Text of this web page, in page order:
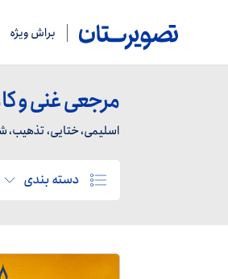
براش ویژه
مرجعی غنی و
اسلیمی، ختایی، تذهیب،
دسته بندی